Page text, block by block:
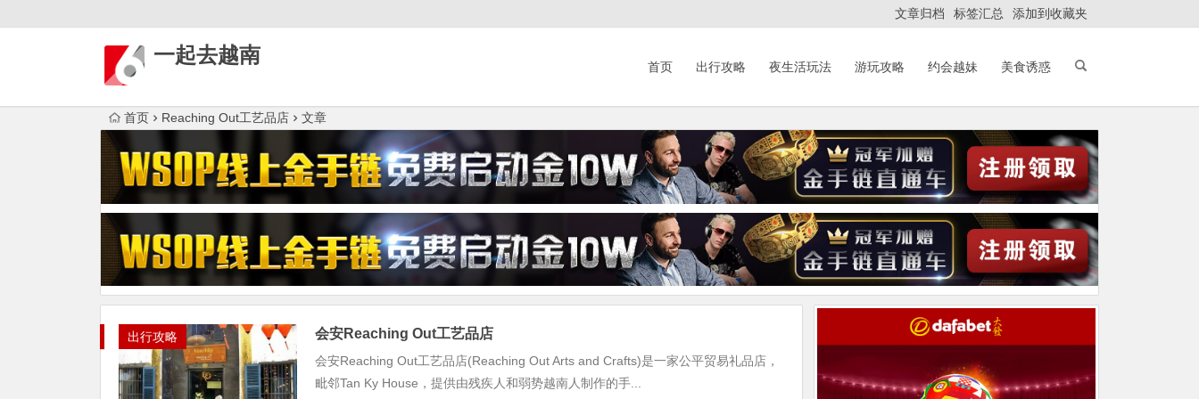
文章归档 标签汇总 添加到收藏夹
一起去越南 首页 出行攻略 夜生活玩法 游玩攻略 约会越妹 美食诱惑
首页 Reaching Out工艺品店 文章
出行攻略 会安Reaching Out工艺品店
会安Reaching Out工艺品店(Reaching Out Arts and Crafts)是一家公平贸易礼品店，
毗邻Tan Ky House，提供由残疾人和弱势越南人制作的手...